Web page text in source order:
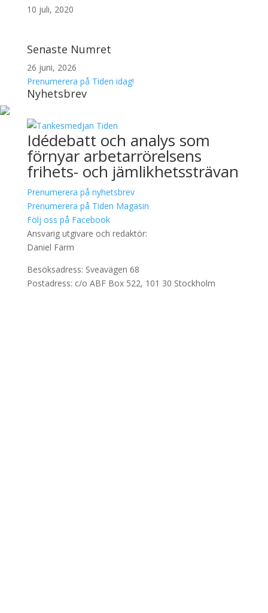
10 juli, 2020
Senaste Numret
26 juni, 2026
Prenumerera på Tiden idag!
Nyhetsbrev
Idédebatt och analys som
förnyar arbetarrörelsens
frihets- och jämlikhetssträvan
Prenumerera på nyhetsbrev
Prenumerera på Tiden Magasin
Följ oss på Facebook
Ansvarig utgivare och redaktör:
Daniel Färm
Besöksadress: Sveavägen 68
Postadress: c/o ABF Box 522, 101 30 Stockholm